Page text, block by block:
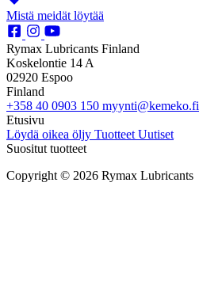
Mistä meidät löytää
Rymax Lubricants Finland
Koskelontie 14 A
02920 Espoo
Finland
+358 40 0903 150 myynti@kemeko.fi
Etusivu
Löydä oikea öljy Tuotteet Uutiset
Suositut tuotteet
Copyright © 2026 Rymax Lubricants